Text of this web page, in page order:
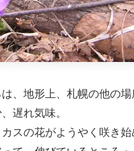
、地形上、札幌の他の
遅れ気味。
スの花がようやく咲き始